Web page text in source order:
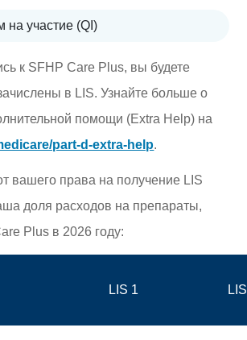
на участие (QI)
к SFHP Care Plus, вы будете
в LIS. Узнайте больше о
помощи (Extra Help) на
part-d-extra-help.
вашего права на получение LIS
доля расходов на препараты,
Plus в 2026 году:
LIS 1